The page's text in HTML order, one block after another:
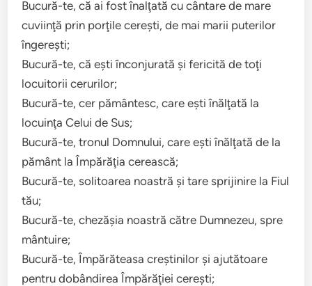
Bucură-te, că ai fost înalţată cu cântare de mare
cuviinţă prin porţile cereşti, de mai marii puterilor
îngereşti;
Bucură-te, că eşti înconjurată şi fericită de toţi
locuitorii cerurilor;
Bucură-te, cer pământesc, care eşti înălţată la
locuinţa Celui de Sus;
Bucură-te, tronul Domnului, care eşti înălţată de la
pământ la Împărăţia cerească;
Bucură-te, solitoarea noastră şi tare sprijinire la Fiul
tău;
Bucură-te, chezăşia noastră către Dumnezeu, spre
mântuire;
Bucură-te, Împărăteasa creştinilor şi ajutătoare
pentru dobândirea Împărăţiei cereşti;